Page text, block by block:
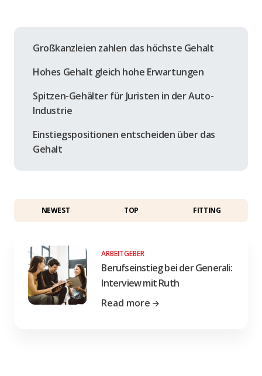
Großkanzleien zahlen das höchste Gehalt
Hohes Gehalt gleich hohe Erwartungen
Spitzen-Gehälter für Juristen in der Auto-
Industrie
Einstiegspositionen entscheiden über das
Gehalt
NEWEST TOP FITTING
ARBEITGEBER
Berufseinstieg bei der Generali:
Interview mit Ruth
Read more